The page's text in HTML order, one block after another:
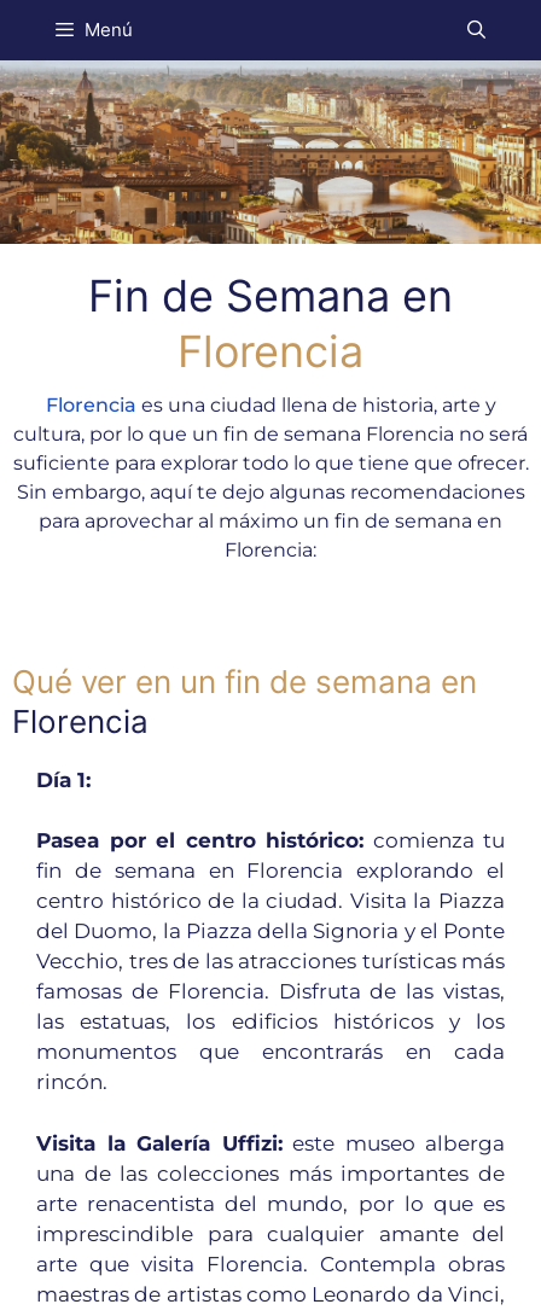
Menú
Fin de Semana en
Florencia
Florencia es una ciudad llena de historia, arte y
cultura, por lo que un fin de semana Florencia no será
suficiente para explorar todo lo que tiene que ofrecer.
Sin embargo, aquí te dejo algunas recomendaciones
para aprovechar al máximo un fin de semana en
Florencia:
Qué ver en un fin de semana en
Florencia
Día 1:
Pasea por el centro histórico: comienza tu
fin de semana en Florencia explorando el
centro histórico de la ciudad. Visita la Piazza
del Duomo, la Piazza della Signoria y el Ponte
Vecchio, tres de las atracciones turísticas más
famosas de Florencia. Disfruta de las vistas,
las estatuas, los edificios históricos y los
monumentos que encontrarás en cada
rincón.
Visita la Galería Uffizi:este museo alberga
una de las colecciones más importantes de
arte renacentista del mundo, por lo que es
imprescindible para cualquier amante del
arte que visita Florencia. Contempla obras
maestras de artistas como Leonardo da Vinci,